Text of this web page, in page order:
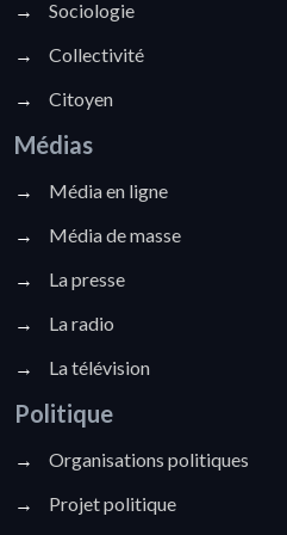
→
Sociologie
→
Collectivité
→
Citoyen
Médias
→
Média en ligne
→
Média de masse
→
La presse
→
La radio
→
La télévision
Politique
→
Organisations politiques
→
Projet politique